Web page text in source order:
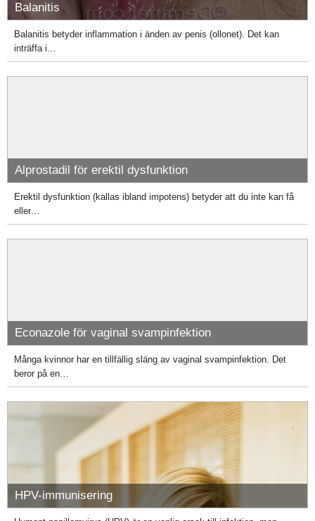
Balanitis
Balanitis betyder inflammation i änden av penis (ollonet). Det kan
inträffa i…
Alprostadil för erektil dysfunktion
Erektil dysfunktion (kallas ibland impotens) betyder att du inte kan få
eller…
Econazole för vaginal svampinfektion
Många kvinnor har en tillfällig släng av vaginal svampinfektion. Det
beror på en…
HPV-immunisering